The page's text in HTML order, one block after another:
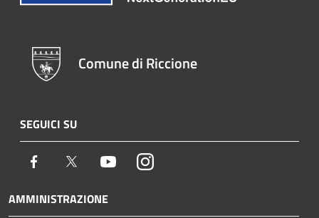
Comune di Riccione
SEGUICI SU
Facebook Twitter YoutubeInstagram
AMMINISTRAZIONE